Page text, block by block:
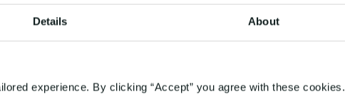
Details About
experience. By clicking “Accept” you agree with these cookies.
かる？ショートメールで既読確認する方法を紹介
を送信する方法やメリット、注意点は？
れない？iPhoneやAndroidから画像送信できる方法を解説